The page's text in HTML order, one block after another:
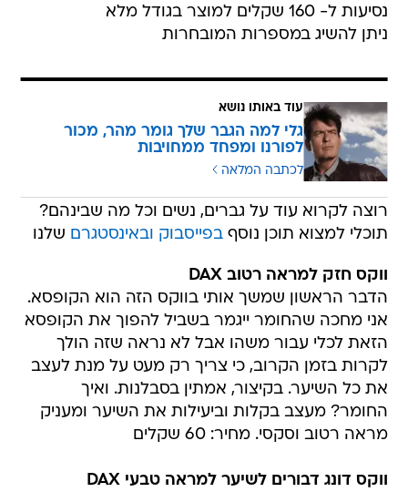
נסיעות ל- 160 שקלים למוצר בגודל מלא
ניתן להשיג במספרות המובחרות
עוד באותו נושא
גלי למה הגבר שלך גומר מהר, מכור
לפורנו ומפחד ממחויבות
לכתבה המלאה
רוצה לקרוא עוד על גברים, נשים וכל מה שבינהם?
תוכלי למצוא תוכן נוסףבפייסבוק ובאינסטגרם שלנו
ווקס חזק למראה רטוב DAX
הדבר הראשון שמשך אותי בווקס הזה הוא הקופסא.
אני מחכה שהחומר ייגמר בשביל להפוך את הקופסא
הזאת לכלי עבור משהו אבל לא נראה שזה הולך
לקרות בזמן הקרוב, כי צריך רק מעט על מנת לעצב
את כל השיער. בקיצור, אמתין בסבלנות. ואיך
החומר? מעצב בקלות וביעילות את השיער ומעניק
מראה רטוב וסקסי. מחיר: 60 שקלים
ווקס דונג דבורים לשיער למראה טבעי DAX